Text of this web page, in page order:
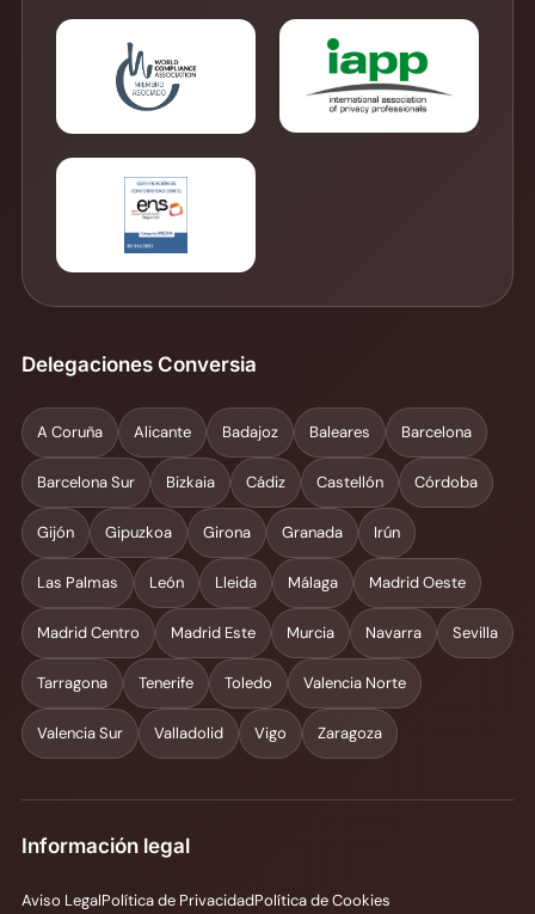
Delegaciones Conversia
A Coruña Alicante Badajoz Baleares Barcelona
Barcelona Sur Bizkaia Cádiz Castellón Córdoba
Gijón Gipuzkoa Girona Granada Irún
Las Palmas León Lleida Málaga Madrid Oeste
Madrid Centro Madrid Este Murcia Navarra Sevilla
Tarragona Tenerife Toledo Valencia Norte
Valencia Sur Valladolid Vigo Zaragoza
Información legal
Aviso LegalPolítica de PrivacidadPolítica de Cookies